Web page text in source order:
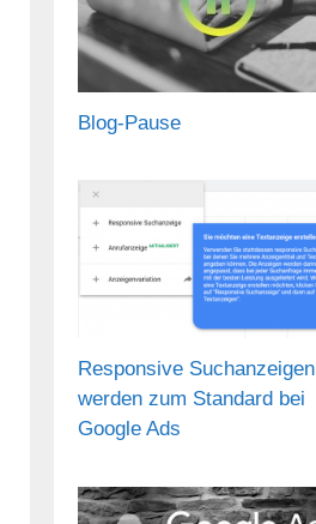
Blog-Pause
Responsive Suchanzeigen
werden zum Standard bei
Google Ads